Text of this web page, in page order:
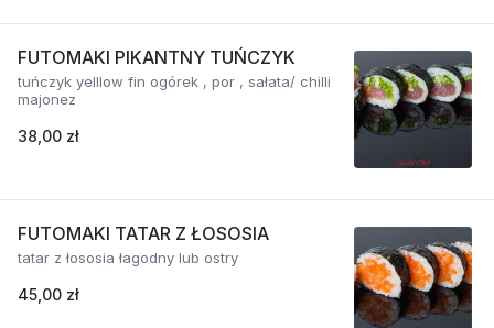
FUTOMAKI PIKANTNY TUŃCZYK
tuńczyk yelllow fin ogórek , por , sałata/ chilli
majonez
38,00 zł
FUTOMAKI TATAR Z ŁOSOSIA
tatar z łososia łagodny lub ostry
45,00 zł